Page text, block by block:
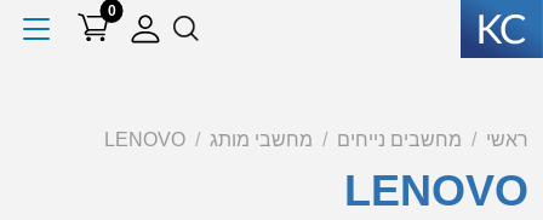
0
ראשי מחשבים נייחים מחשבי מותג LENOVO
LENOVO